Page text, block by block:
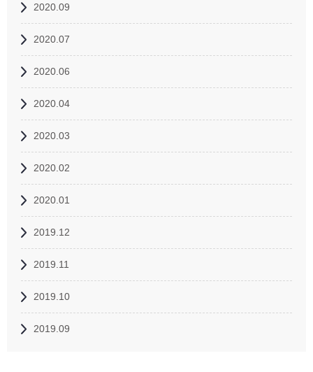
2020.09
2020.07
2020.06
2020.04
2020.03
2020.02
2020.01
2019.12
2019.11
2019.10
2019.09